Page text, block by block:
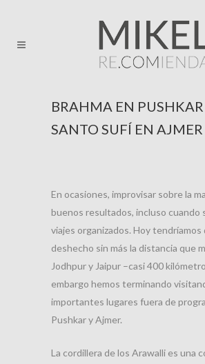
BRAHMA EN
SANTO SUFÍ EN AJMER
En ocasiones, improvisar sobre la
buenos resultados, incluso cuando
viajes organizados. Hoy tendríamos
deshecho sin más la distancia que
Jodhpur y Jaipur –casi 400
embargo hemos terminando
importantes lugares fuera de
Pushkar y Ajmer.
La cordillera de los Arawalli es una